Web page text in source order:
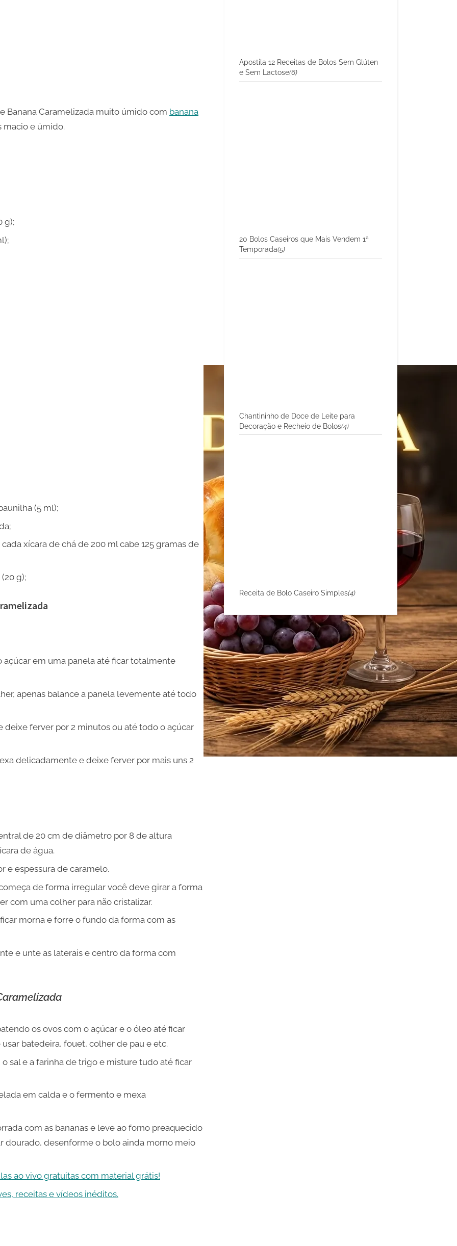
Banana Caramelizada muito úmido com banana
macio e úmido.
g);
(5 ml);
xícara de chá de 200 ml cabe 125 gramas de
g);
em uma panela até ficar totalmente
apenas balance a panela levemente até todo
deixe ferver por 2 minutos ou até todo o açúcar
delicadamente e deixe ferver por mais uns 2
de 20 cm de diâmetro por 8 de altura
de água.
e espessura de caramelo.
de forma irregular você deve girar a forma
com uma colher para não cristalizar.
morna e forre o fundo da forma com as
e unte as laterais e centro da forma com
os ovos com o açúcar e o óleo até ficar
batedeira, fouet, colher de pau e etc.
sal e a farinha de trigo e misture tudo até ficar
em calda e o fermento e mexa
com as bananas e leve ao forno preaquecido
dourado, desenforme o bolo ainda morno meio
ao vivo gratuitas com material grátis!
receitas e vídeos inéditos.
Apostila 12 Receitas de Bolos Sem Glúten
e Sem Lactose(6)
20 Bolos Caseiros que Mais Vendem 1ª
Temporada(5)
Chantininho de Doce de Leite para
Decoração e Recheio de Bolos(4)
Receita de Bolo Caseiro Simples(4)